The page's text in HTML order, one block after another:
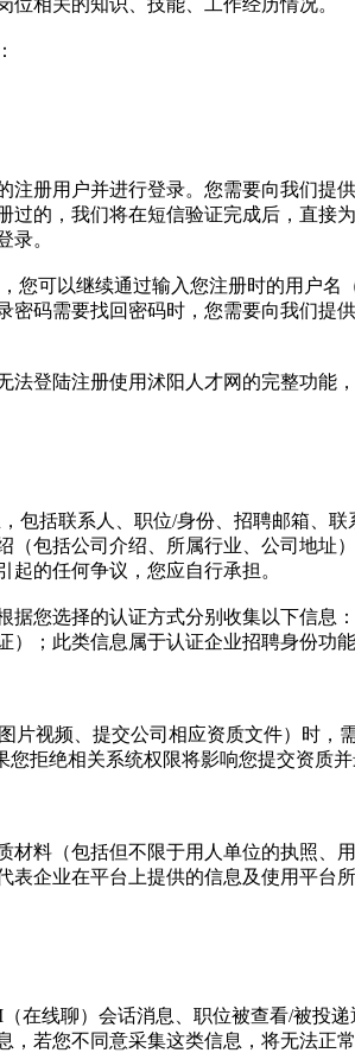
相关的知识、技能、工作经历情况。
册用户并进行登录。您需要向我们提
的，我们将在短信验证完成后，直
录。
您可以继续通过输入您注册时的用户
码需要找回密码时，您需要向我们
登陆注册使用沭阳人才网的完整功能
包括联系人、职位/身份、招聘邮箱、
包括公司介绍、所属行业、公司地
的任何争议，您应自行承担。
您选择的认证方式分别收集以下信
；此类信息属于认证企业招聘身份功
视频、提交公司相应资质文件）时
拒绝相关系统权限将影响您提交资质
料（包括但不限于用人单位的执照
企业在平台上提供的信息及使用平台
在线聊）会话消息、职位被查看/被投
若您不同意采集这类信息，将无法正